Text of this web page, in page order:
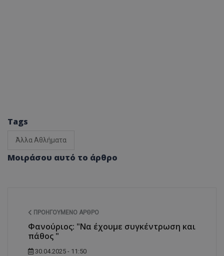
Tags
Άλλα Αθλήματα
Μοιράσου αυτό το άρθρο
ΠΡΟΗΓΟΎΜΕΝΟ ΆΡΘΡΟ
Φανούριος: "Να έχουμε συγκέντρωση και
πάθος "
30.04.2025 - 11:50